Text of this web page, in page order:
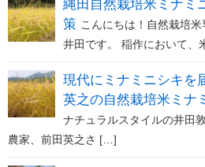
縄田自然栽培米ミナミ
策 こんにちは！自然栽培
井田です。 稲作において、
現代にミナミニシキを
英之の自然栽培米ミナ
ナチュラルスタイルの井田
農家、前田英之さ […]